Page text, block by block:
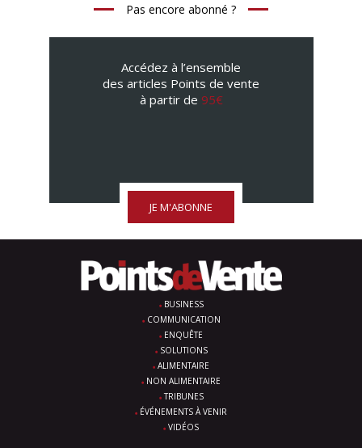
Pas encore abonné ?
Accédez à l’ensemble
des articles Points de vente
à partir de 95€
JE M'ABONNE
BUSINESS
COMMUNICATION
ENQUÊTE
SOLUTIONS
ALIMENTAIRE
NON ALIMENTAIRE
TRIBUNES
ÉVÉNEMENTS À VENIR
VIDÉOS